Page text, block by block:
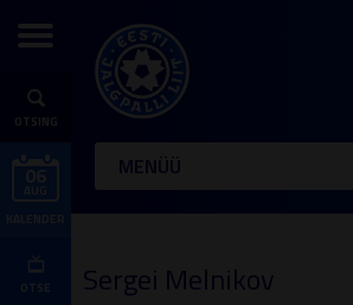
OTSING
OTSE
MENÜÜ
Sergei Melnikov